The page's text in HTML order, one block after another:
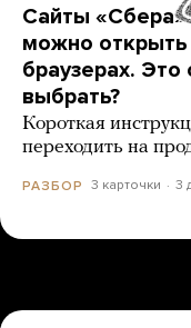
Сайты «Сбера»
можно открыть
браузерах. Это
выбрать?
Короткая
переходить на
РАЗБОР 3 карточки 3